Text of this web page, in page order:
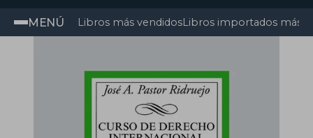
MENÚ Libros más vendidosLibros importados más